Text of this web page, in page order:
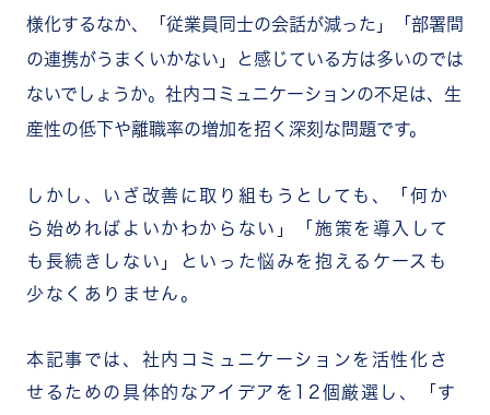
様化するなか、「従業員同士の会話が減った」「部署間
の連携がうまくいかない」と感じている方は多いのでは
ないでしょうか。社内コミュニケーションの不足は、生
産性の低下や離職率の増加を招く深刻な問題です。
しかし、いざ改善に取り組もうとしても、「何か
ら始めればよいかわからない」「施策を導入して
も長続きしない」といった悩みを抱えるケースも
少なくありません。
本記事では、社内コミュニケーションを活性化さ
せるための具体的なアイデアを12個厳選し、「す